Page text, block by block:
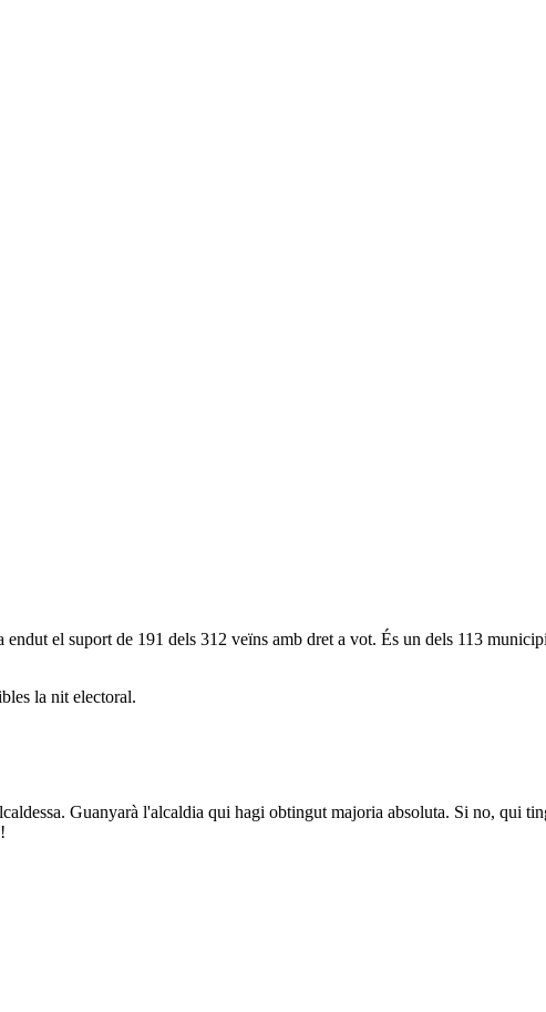
el suport de 191 dels 312 veïns amb dret a vot. És un dels 113
la nit electoral.
Guanyarà l'alcaldia qui hagi obtingut majoria absoluta. Si no, qui